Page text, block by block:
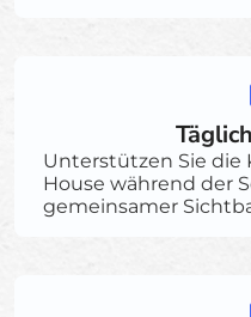
Unterstützen Sie die
House während der
gemeinsamer